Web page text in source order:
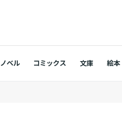
ベル コミックス 文庫 絵本